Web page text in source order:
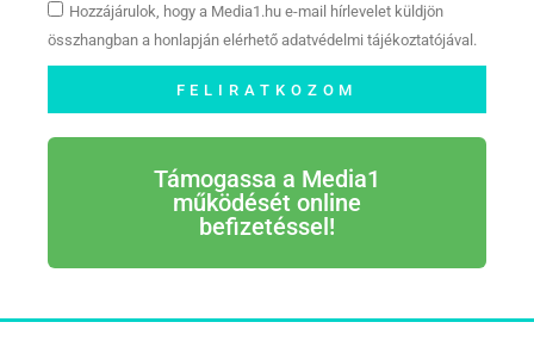
Hozzájárulok, hogy a Media1.hu e-mail hírlevelet küldjön
összhangban a honlapján elérhető adatvédelmi tájékoztatójával.
FELIRATKOZOM
Támogassa a Media1
működését online
befizetéssel!